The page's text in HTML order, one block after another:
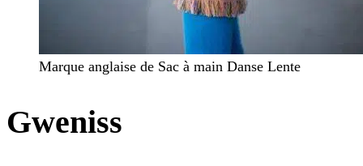
Marque anglaise de Sac à main Danse Lente
Gweniss